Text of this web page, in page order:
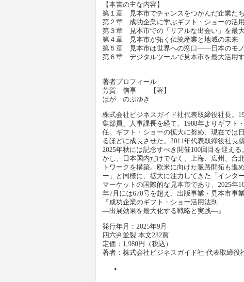
【本書の主な内容】
第１章 見本市でチャンスをつかんだ企業たち
第２章 成功企業に学ぶギフト・ショーの活
第３章 見本市での「リアルな出会い」を最
第４章 見本市が拓く伝統産業と地域の未来
第５章 見本市は世界への窓口――日本のモノ
第６章 デジタルツールで見本市を最大活用
著者プロフィール
芳賀 信享 【著】
はが のぶゆき
株式会社ビジネスガイド社代表取締役社長。
集部員、人事課長を経て、1988年よりギフト
任。ギフト・ショーの拡大に努め、現在では
るほどに成長させた。2011年代表取締役社長
2025年秋には記念すべき開催100回目を迎え
かし、日本国内だけでなく、上海、広州、台
トワークを構築。欧米に向けた販路開拓も進
ー」と同様に、拡大に注力してきた「インタ
マーケットの国際的な見本市であり、2025年
年7月には670号を超え、出版事業・見本市事
『成功企業のギフト・ショー活用法則
―出展効果を最大化する戦略と実践―』
発行年月：2025年9月
四六判並製 本文232頁
定価：1,980円（税込）
著者：株式会社ビジネスガイド社 代表取締